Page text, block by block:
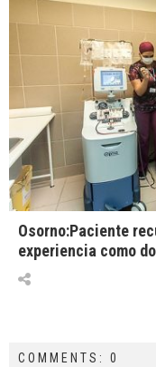
Osorno:Paciente
experiencia como
COMMENTS: 0